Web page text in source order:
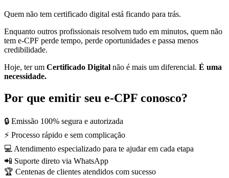
Quem não tem certificado digital está ficando para trás.
Enquanto outros profissionais resolvem tudo em minutos, quem não
tem e-CPF perde tempo, perde oportunidades e passa menos
credibilidade.
Hoje, ter um Certificado Digital não é mais um diferencial. É uma
necessidade.
Por que emitir seu e-CPF conosco?
🔒 Emissão 100% segura e autorizada
⚡ Processo rápido e sem complicação
💻 Atendimento especializado para te ajudar em cada etapa
📲 Suporte direto via WhatsApp
🏆 Centenas de clientes atendidos com sucesso